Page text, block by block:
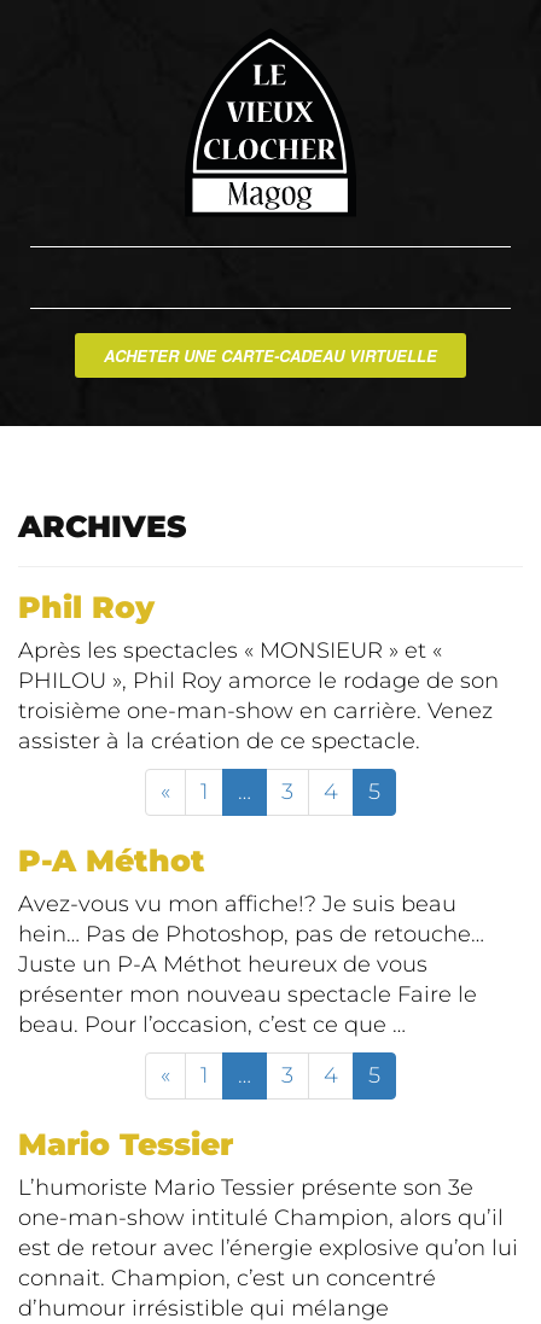
ACHETER UNE CARTE-CADEAU VIRTUELLE
ARCHIVES
Phil Roy
Après les spectacles « MONSIEUR » et «
PHILOU », Phil Roy amorce le rodage de son
troisième one-man-show en carrière. Venez
assister à la création de ce spectacle.
«
1 … 3 4 5
P-A Méthot
Avez-vous vu mon affiche!? Je suis beau
hein… Pas de Photoshop, pas de retouche…
Juste un P-A Méthot heureux de vous
présenter mon nouveau spectacle Faire le
beau. Pour l’occasion, c’est ce que …
«
1 … 3 4 5
Mario Tessier
L’humoriste Mario Tessier présente son 3e
one-man-show intitulé Champion, alors qu’il
est de retour avec l’énergie explosive qu’on lui
connait. Champion, c’est un concentré
d’humour irrésistible qui mélange